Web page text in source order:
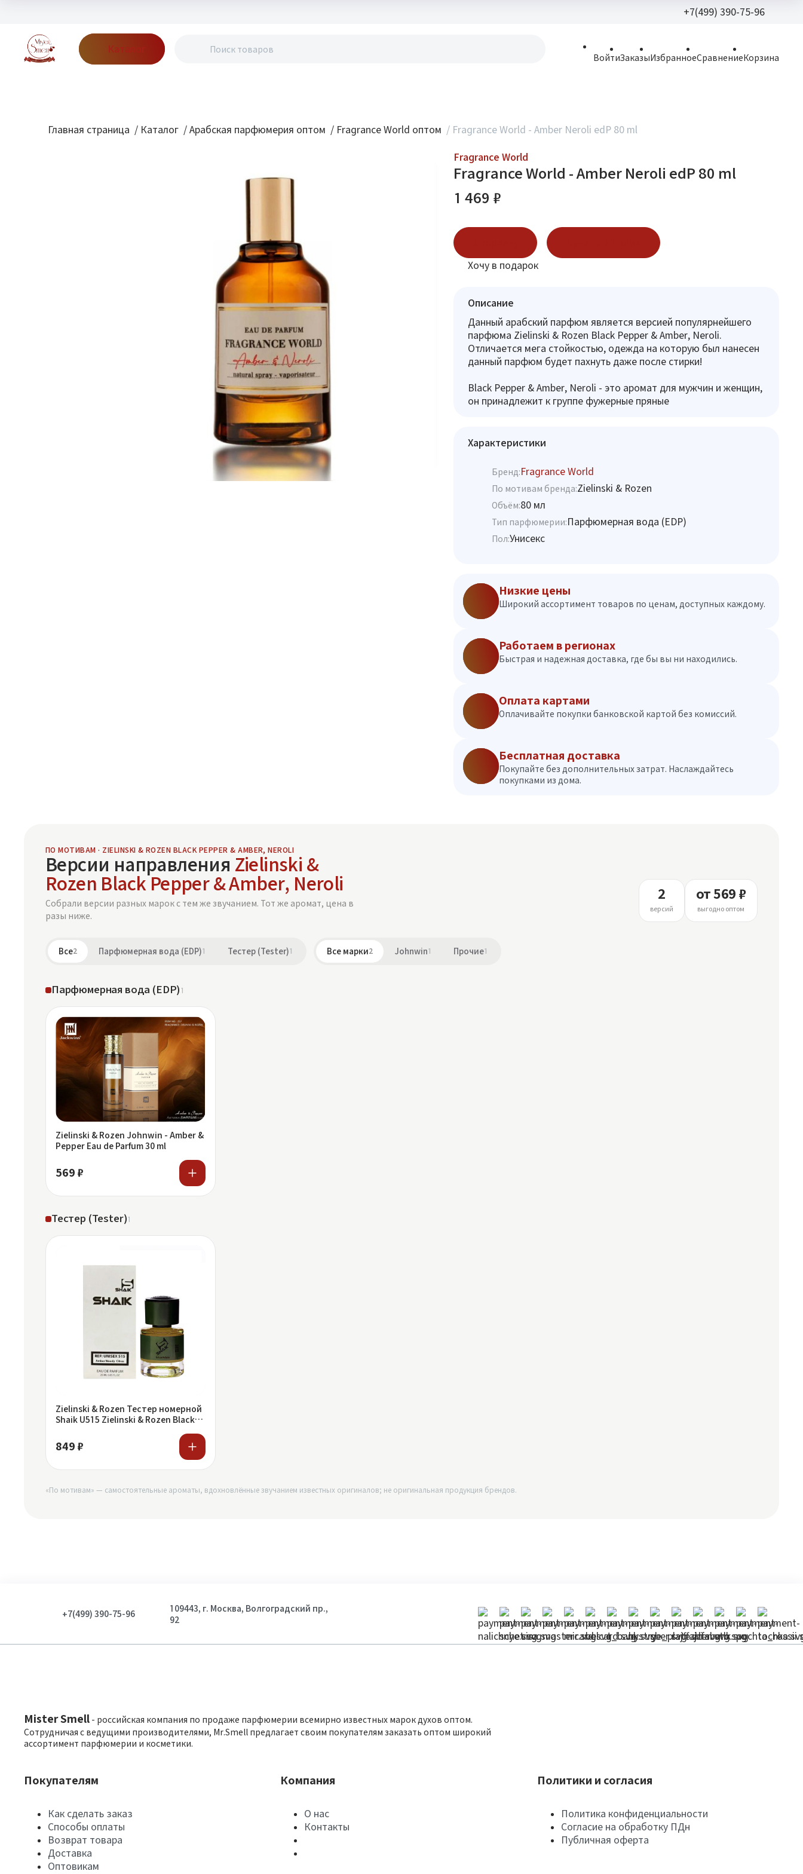
+7(499) 390-75-96
Каталог
ВойтиЗаказыИзбранноеСравнениеКорзина
Главная страница / Каталог / Арабская парфюмерия оптом / Fragrance World оптом / Fragrance World - Amber Neroli edP 80 ml
Fragrance World
Fragrance World - Amber Neroli edP 80 ml
1 469 ₽
Хочу в подарок
Описание
Данный арабский парфюм является версией популярнейшего
парфюма Zielinski & Rozen Black Pepper & Amber, Neroli.
Отличается мега стойкостью, одежда на которую был нанесен
данный парфюм будет пахнуть даже после стирки!
Black Pepper & Amber, Neroli - это аромат для мужчин и женщин,
он принадлежит к группе фужерные пряные
Характеристики
Бренд:Fragrance World
По мотивам бренда:Zielinski & Rozen
Объём:80 мл
Тип парфюмерии:Парфюмерная вода (EDP)
Пол:Унисекс
Низкие цены
Широкий ассортимент товаров по ценам, доступных каждому.
Работаем в регионах
Быстрая и надежная доставка, где бы вы ни находились.
Оплата картами
Оплачивайте покупки банковской картой без комиссий.
Бесплатная доставка
Покупайте без дополнительных затрат. Наслаждайтесь
покупками из дома.
ПО МОТИВАМ · ZIELINSKI & ROZEN BLACK PEPPER & AMBER, NEROLI
Версии направления Zielinski &
Rozen Black Pepper & Amber, Neroli
Собрали версии разных марок с тем же звучанием. Тот же аромат, цена в
разы ниже.
2
версий
от 569 ₽
выгодно оптом
Все2 Парфюмерная вода (EDP)1 Тестер (Tester)1 Все марки2 Johnwin1 Прочие1
Парфюмерная вода (EDP)1
Zielinski & Rozen Johnwin - Amber &
Pepper Eau de Parfum 30 ml
569 ₽
Тестер (Tester)1
Zielinski & Rozen Тестер номерной
Shaik U515 Zielinski & Rozen Black
849 ₽
«По мотивам» — самостоятельные ароматы, вдохновлённые звучанием известных оригиналов; не оригинальная продукция брендов.
+7(499) 390-75-96
109443, г. Москва, Волгоградский пр.,
92
Mister Smell - российская компания по продаже парфюмерии всемирно известных марок духов оптом.
Сотрудничая с ведущими производителями, Mr.Smell предлагает своим покупателям заказать оптом широкий
ассортимент парфюмерии и косметики.
Покупателям
Как сделать заказ
Способы оплаты
Возврат товара
Доставка
Оптовикам
Компания
О нас
Контакты
Политики и согласия
Политика конфиденциальности
Согласие на обработку ПДн
Публичная оферта